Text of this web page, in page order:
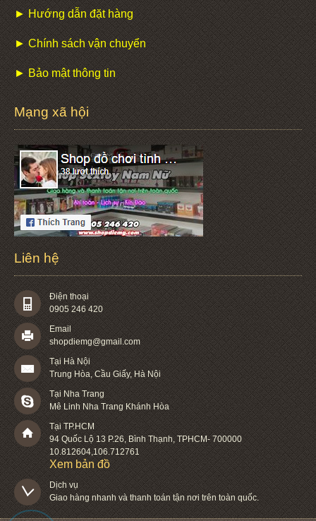
► Hướng dẫn đặt hàng
► Chính sách vận chuyển
► Bảo mật thông tin
Mạng xã hội
Liên hệ
Điện thoại
0905 246 420
Email
shopdiemg@gmail.com
Tại Hà Nội
Trung Hòa, Cầu Giấy, Hà Nội
Tại Nha Trang
Mê Linh Nha Trang Khánh Hòa
Tại TP.HCM
94 Quốc Lộ 13 P.26,Bình Thạnh,TPHCM-700000
10.812604,106.712761
Xem bản đồ
Dịch vụ
Giao hàng nhanh và thanh toán tận nơi trên toàn quốc.